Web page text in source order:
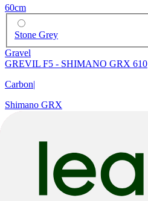
60cm
Stone Grey
Gravel
GREVIL F5 - SHIMANO GRX 610
Carbon|
Shimano GRX